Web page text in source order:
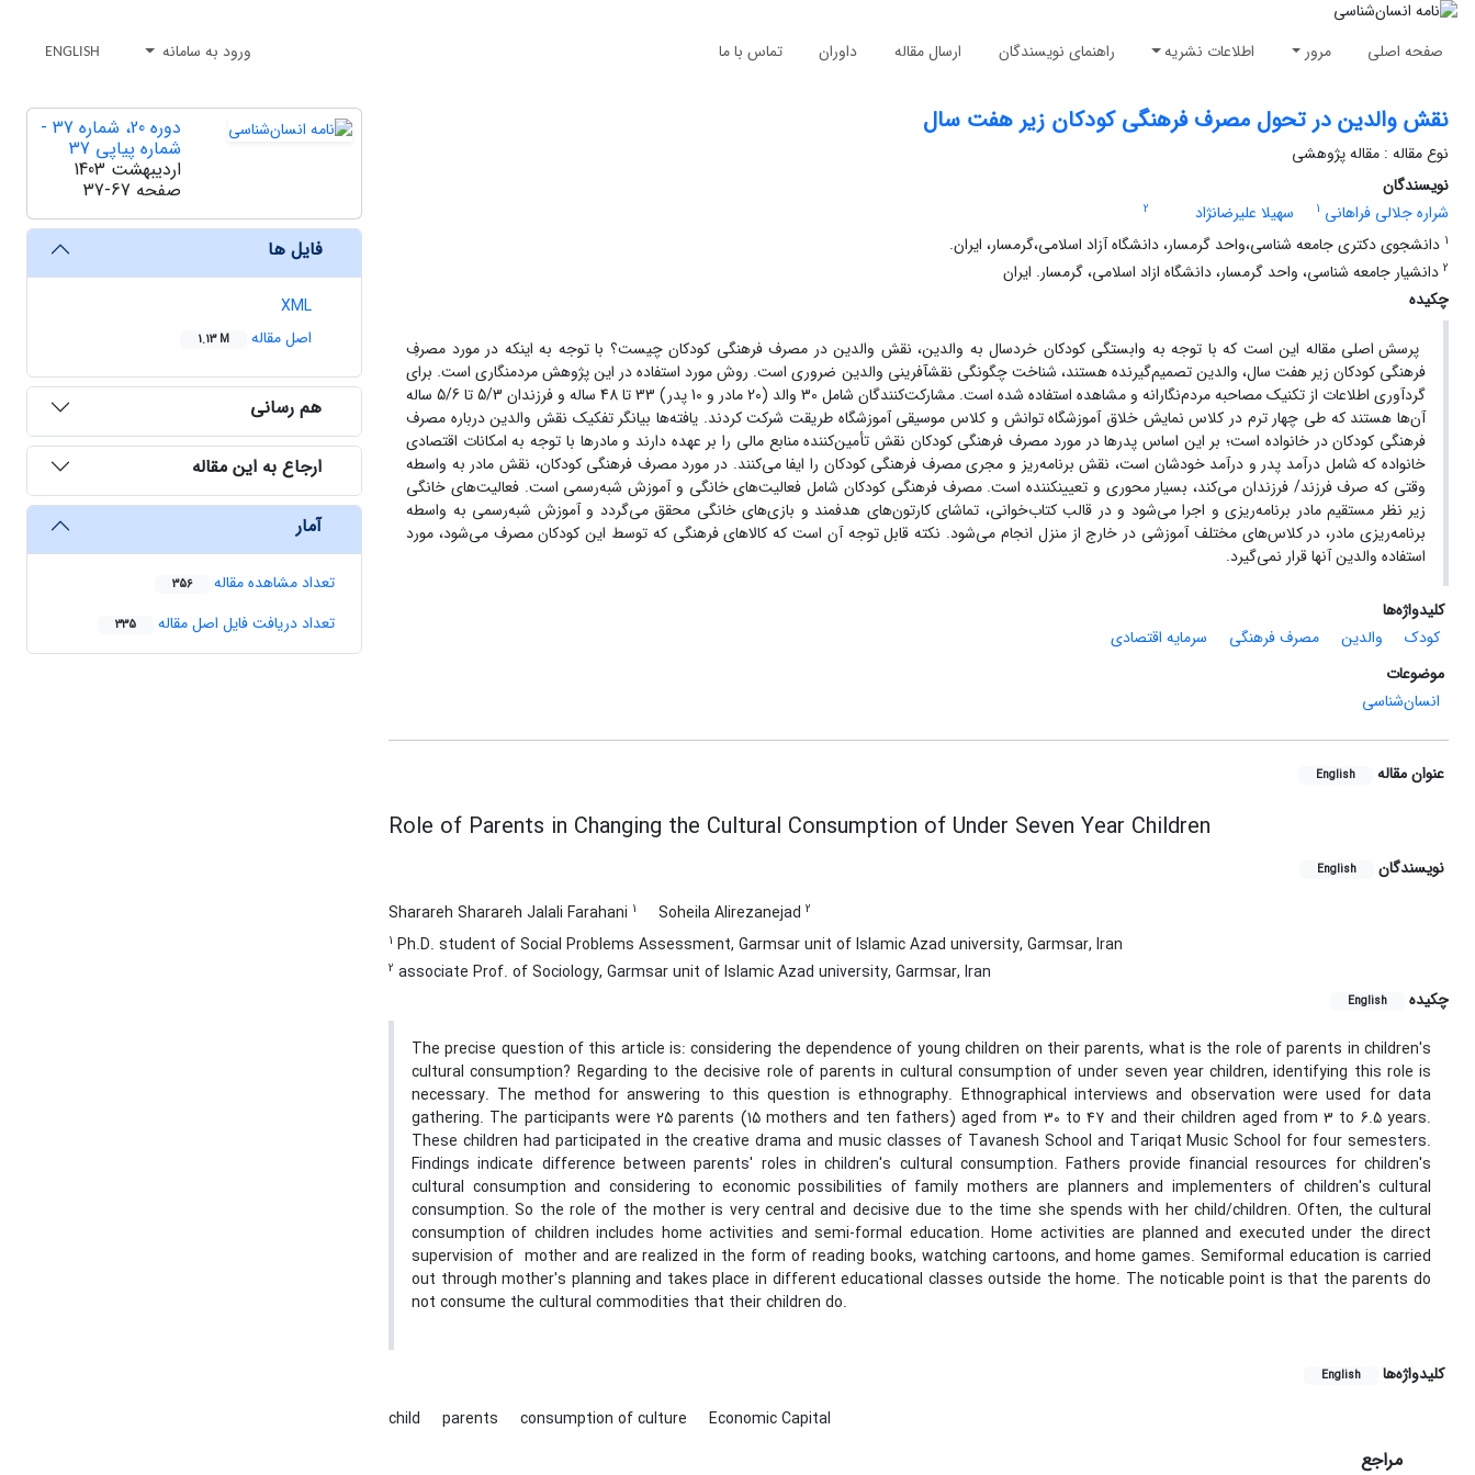
صفحه اصلی مرور اطلاعات نشریه راهنمای نویسندگان ارسال مقاله داوران تماس با ما ورود به سامانه ENGLISH
نقش والدین در تحول مصرف فرهنگی کودکان زیر هفت سال
نوع مقاله : مقاله پژوهشی
نویسندگان
شراره جلالی فراهانی 1 سهیلا علیرضانژاد
2
1 دانشجوی دکتری جامعه شناسی،واحد گرمسار، دانشگاه آزاد اسلامی،گرمسار، ایران.
2 دانشیار جامعه شناسی، واحد گرمسار، دانشگاه ازاد اسلامی، گرمسار. ایران
چکیده
پرسش اصلی مقاله این است که با توجه به وابستگی کودکان خردسال به والدین، نقش والدین در مصرف فرهنگی کودکان چیست؟ با توجه به ‌اینکه در مورد مصرفِ
فرهنگی کودکان زیر هفت سال، والدین تصمیم‌گیرنده هستند، شناخت چگونگی نقش‫آفرینی والدین ضروری است. روش مورد استفاده در این پژوهش مردم‫نگاری است. برای
گردآوری اطلاعات از تکنیک مصاحبه مردم‌نگارانه و مشاهده استفاده شده است. مشارکت‌کنندگان شامل 30 والد (20 مادر و 10 پدر) 33 تا 48 ساله و فرزندان 5/3 تا 5/6 ساله
آن‌ها هستند که طی چهار ترم در کلاس نمایش خلاق آموزشگاه توانش و کلاس موسیقی آموزشگاه طریقت شرکت کردند. یافته‌ها بیانگر تفکیک نقش والدین درباره مصرف
فرهنگی کودکان در خانواده است؛ بر این‌ اساس پدرها در مورد مصرف فرهنگی کودکان نقش تأمین‌کننده منابع مالی را بر عهده دارند و مادرها با توجه به امکانات اقتصادی
خانواده که شامل درآمد پدر و درآمد خودشان است، نقش برنامه‌ریز و مجری مصرف فرهنگی کودکان را ایفا می‌کنند. در مورد مصرف فرهنگی کودکان، نقش مادر به واسطه
وقتی که صرف فرزند/ فرزندان می‌کند، بسیار محوری و تعیین‫کننده است. مصرف فرهنگی کودکان شامل فعالیت‌های خانگی و آموزش شبه‌رسمی است. فعالیت‌های خانگی
زیر نظر مستقیم مادر برنامه‌ریزی و اجرا می‌شود و در قالب کتاب‌خوانی، تماشای کارتون‌های هدفمند و بازی‌های خانگی محقق می‌گردد و آموزش شبه‌رسمی به واسطه
برنامه‌ریزی مادر، در کلاس‌های مختلف آموزشی در خارج از منزل انجام می‌شود. نکته قابل توجه آن است که کالاهای فرهنگی‌ که توسط این کودکان مصرف می‌شود، مورد
استفاده والدین آنها قرار نمی‌گیرد.
کلیدواژه‌ها
کودک
والدین مصرف فرهنگی
سرمایه اقتصادی
موضوعات
انسان‌شناسی
عنوان مقاله English
Role of Parents in Changing the Cultural Consumption of Under Seven Year Children
نویسندگان English
Sharareh Sharareh Jalali Farahani 1 Soheila Alirezanejad 2
1 Ph.D. student of Social Problems Assessment, Garmsar unit of Islamic Azad university, Garmsar, Iran
2 associate Prof. of Sociology, Garmsar unit of Islamic Azad university, Garmsar, Iran
چکیده
English
The precise question of this article is: considering the dependence of young children on their parents, what is the role of parents in children's
cultural consumption? Regarding to the decisive role of parents in cultural consumption of under seven year children, identifying this role is
necessary. The method for answering to this question is ethnography. Ethnographical interviews and observation were used for data
gathering. The participants were 25 parents (15 mothers and ten fathers) aged from 30 to 47 and their children aged from 3 to 6.5 years.
These children had participated in the creative drama and music classes of Tavanesh School and Tariqat Music School for four semesters.
Findings indicate difference between parents' roles in children's cultural consumption. Fathers provide financial resources for children's
cultural consumption and considering to economic possibilities of family mothers are planners and implementers of children's cultural
consumption. So the role of the mother is very central and decisive due to the time she spends with her child/children. Often, the cultural
consumption of children includes home activities and semi-formal education. Home activities are planned and executed under the direct
supervision of mother and are realized in the form of reading books, watching cartoons, and home games. Semiformal education is carried
out through mother's planning and takes place in different educational classes outside the home. The noticable point is that the parents do
not consume the cultural commodities that their children do.
کلیدواژه‌ها English
child parents consumption of culture Economic Capital
مراجع
دوره 20، شماره 37 -
شماره پیاپی 37
اردیبهشت 1403
صفحه 37-67
فایل ها
XML
اصل مقاله
1.13 M
هم رسانی
ارجاع به این مقاله
آمار
تعداد مشاهده مقاله 356
تعداد دریافت فایل اصل مقاله 335